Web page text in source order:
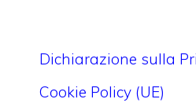
Dichiarazione sulla
Cookie Policy (UE)